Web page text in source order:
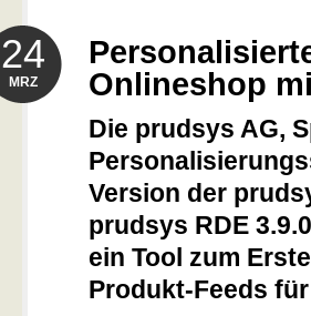
Onlineshop
24
MRZ
Die prudsys AG,
Version der
prudsys RDE
ein Tool zum
Produkt-Feeds